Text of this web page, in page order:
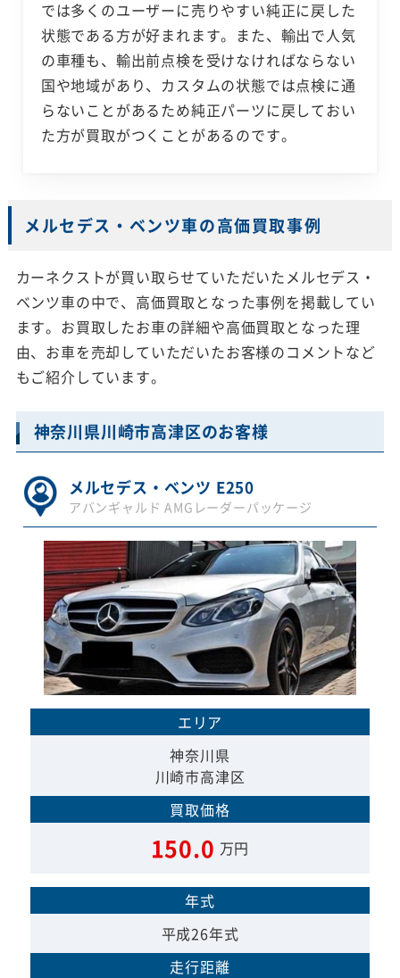
では多くのユーザーに売りやすい純正に戻した
状態である方が好まれます。また、輸出で人気
の車種も、輸出前点検を受けなければならない
国や地域があり、カスタムの状態では点検に通
らないことがあるため純正パーツに戻しておい
た方が買取がつくことがあるのです。
メルセデス・ベンツ車の高価買取事例
カーネクストが買い取らせていただいたメルセデス・
ベンツ車の中で、高価買取となった事例を掲載してい
ます。お買取したお車の詳細や高価買取となった理
由、お車を売却していただいたお客様のコメントなど
もご紹介しています。
神奈川県川崎市高津区のお客様
メルセデス・ベンツ E250
アバンギャルド AMGレーダーパッケージ
エリア
神奈川県
川崎市高津区
買取価格
150.0 万円
年式
平成26年式
走行距離